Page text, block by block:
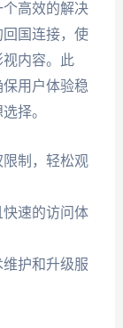
高效的解决
国连接，使
内容。此
用户体验稳
择。
制，轻松观
速的访问体
护和升级服